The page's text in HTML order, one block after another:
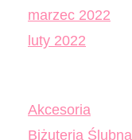
marzec 2022
luty 2022
Akcesoria
Biżuteria Ślubna